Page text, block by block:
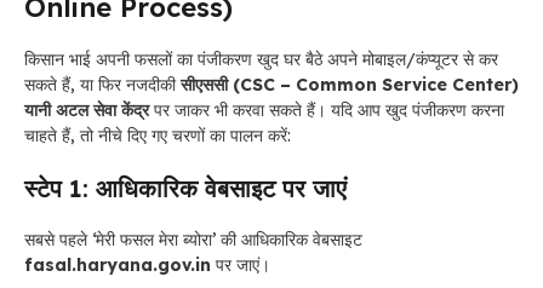
Online Process)
किसान भाई अपनी फसलों का पंजीकरण खुद घर बैठे अपने मोबाइल/कंप्यूटर से कर
सकते हैं, या फिर नजदीकीसीएससी (CSC – Common Service Center)
यानी अटल सेवा केंद्रपर जाकर भी करवा सकते हैं। यदि आप खुद पंजीकरण करना
चाहते हैं, तो नीचे दिए गए चरणों का पालन करें:
स्टेप 1: आधिकारिक वेबसाइट पर जाएं
सबसे पहले ‘मेरी फसल मेरा ब्योरा’ की आधिकारिक वेबसाइट
fasal.haryana.gov.in पर जाएं।